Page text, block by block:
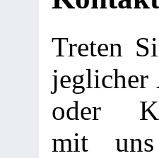
Treten
oder
mit